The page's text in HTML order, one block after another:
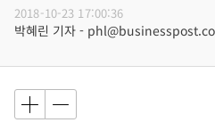
2018-10-23 17:00:36
박혜린 기자 -